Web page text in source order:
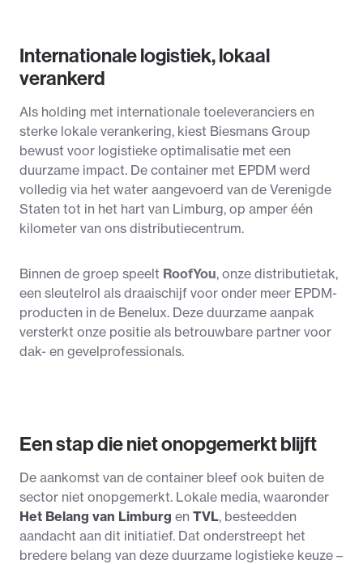
Internationale logistiek, lokaal
verankerd
Als holding met internationale toeleveranciers en
sterke lokale verankering, kiest Biesmans Group
bewust voor logistieke optimalisatie met een
duurzame impact. De container met EPDM werd
volledig via het water aangevoerd van de Verenigde
Staten tot in het hart van Limburg, op amper één
kilometer van ons distributiecentrum.
Binnen de groep speelt RoofYou, onze distributietak,
een sleutelrol als draaischijf voor onder meer EPDM-
producten in de Benelux. Deze duurzame aanpak
versterkt onze positie als betrouwbare partner voor
dak- en gevelprofessionals.
Een stap die niet onopgemerkt blijft
De aankomst van de container bleef ook buiten de
sector niet onopgemerkt. Lokale media, waaronder
Het Belang van Limburg en TVL, besteedden
aandacht aan dit initiatief. Dat onderstreept het
bredere belang van deze duurzame logistieke keuze –